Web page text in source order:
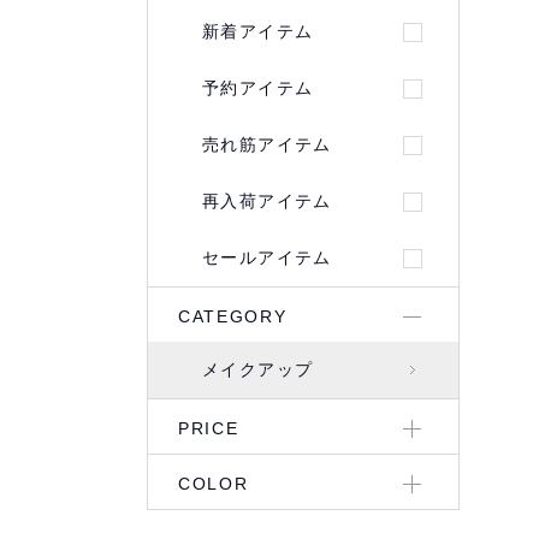
新着アイテム
予約アイテム
売れ筋アイテム
再入荷アイテム
セールアイテム
CATEGORY
メイクアップ
PRICE
COLOR